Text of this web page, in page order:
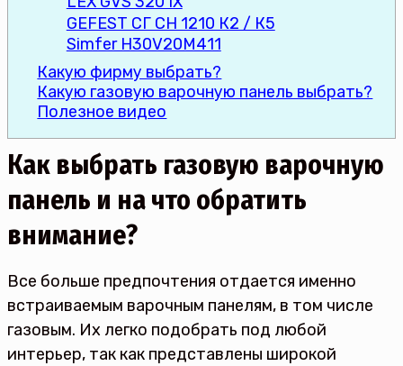
GEFEST СГ СН 1210 К2 / К5
Simfer H30V20M411
Какую фирму выбрать?
Какую газовую варочную панель выбрать?
Полезное видео
Как выбрать газовую варочную
панель и на что обратить
внимание?
Все больше предпочтения отдается именно
встраиваемым варочным панелям, в том числе
газовым. Их легко подобрать под любой
интерьер, так как представлены широкой